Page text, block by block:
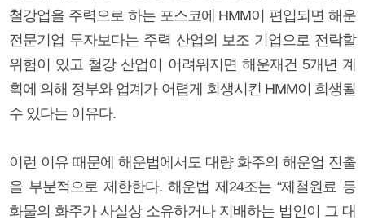
철강업을 주력으로 하는 포스코에 HMM이 편입되면 해운
전문기업 투자보다는 주력 산업의 보조 기업으로 전락할
위험이 있고 철강 산업이 어려워지면 해운재건 5개년 계
획에 의해 정부와 업계가 어렵게 회생시킨 HMM이 희생될
수 있다는 이유다.
이런 이유 때문에 해운법에서도 대량 화주의 해운업 진출
을 부분적으로 제한한다. 해운법 제24조는 “제철원료 등
화물의 화주가 사실상 소유하거나 지배하는 법인이 그 대